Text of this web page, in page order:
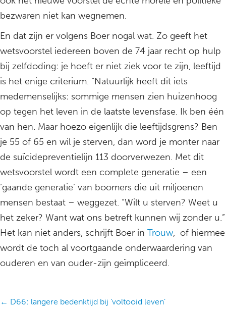
bezwaren niet kan wegnemen.
En dat zijn er volgens Boer nogal wat. Zo geeft het
wetsvoorstel iedereen boven de 74 jaar recht op hulp
bij zelfdoding: je hoeft er niet ziek voor te zijn, leeftijd
is het enige criterium. “Natuurlijk heeft dit iets
medemenselijks: sommige mensen zien huizenhoog
op tegen het leven in de laatste levensfase. Ik ben één
van hen. Maar hoezo eigenlijk die leeftijdsgrens? Ben
je 55 of 65 en wil je sterven, dan word je monter naar
de suïcidepreventielijn 113 doorverwezen. Met dit
wetsvoorstel wordt een complete generatie – een
‘gaande generatie’ van boomers die uit miljoenen
mensen bestaat – weggezet. “Wilt u sterven? Weet u
het zeker? Want wat ons betreft kunnen wij zonder u.”
Het kan niet anders, schrijft Boer in Trouw, of hiermee
wordt de toch al voortgaande onderwaardering van
ouderen en van ouder-zijn geïmpliceerd.
Posts
← D66: langere bedenktijd bij ‘voltooid leven’